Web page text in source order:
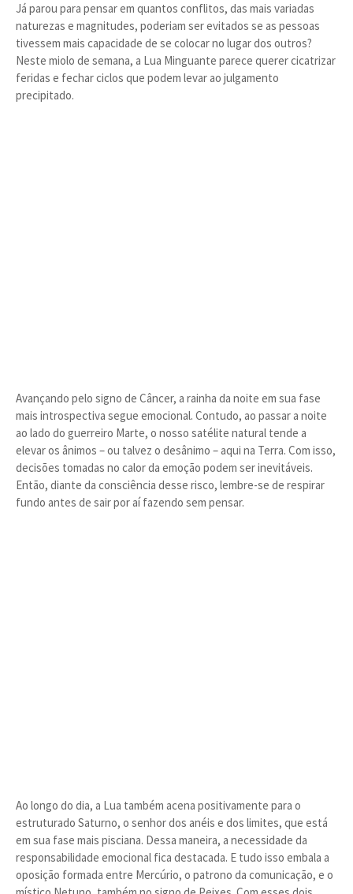
Já parou para pensar em quantos conflitos, das mais variadas
naturezas e magnitudes, poderiam ser evitados se as pessoas
tivessem mais capacidade de se colocar no lugar dos outros?
Neste miolo de semana, a Lua Minguante parece querer cicatrizar
feridas e fechar ciclos que podem levar ao julgamento
precipitado.
Avançando pelo signo de Câncer, a rainha da noite em sua fase
mais introspectiva segue emocional. Contudo, ao passar a noite
ao lado do guerreiro Marte, o nosso satélite natural tende a
elevar os ânimos – ou talvez o desânimo – aqui na Terra. Com isso,
decisões tomadas no calor da emoção podem ser inevitáveis.
Então, diante da consciência desse risco, lembre-se de respirar
fundo antes de sair por aí fazendo sem pensar.
Ao longo do dia, a Lua também acena positivamente para o
estruturado Saturno, o senhor dos anéis e dos limites, que está
em sua fase mais pisciana. Dessa maneira, a necessidade da
responsabilidade emocional fica destacada. E tudo isso embala a
oposição formada entre Mercúrio, o patrono da comunicação, e o